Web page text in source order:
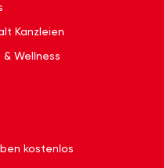
Kanzleien
Wellness
kostenlos